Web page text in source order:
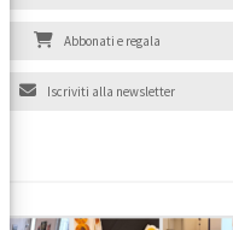
Abbonati e regala
Iscriviti alla newsletter